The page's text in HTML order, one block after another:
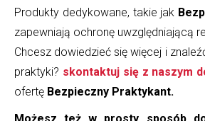
Produkty dedykowane, takie jak
zapewniają ochronę uwzględniającą
Chcesz dowiedzieć się więcej i
praktyki? skontaktuj się z naszym
ofertę Bezpieczny Praktykant.
Możesz też w prosty sposób